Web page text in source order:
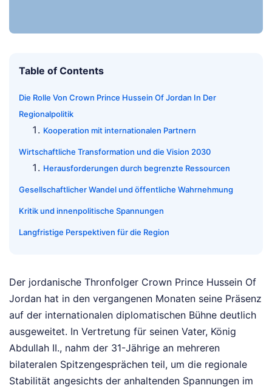
Table of Contents
Die Rolle Von Crown Prince Hussein Of Jordan In Der
Regionalpolitik
Kooperation mit internationalen Partnern
Wirtschaftliche Transformation und die Vision 2030
Herausforderungen durch begrenzte Ressourcen
Gesellschaftlicher Wandel und öffentliche Wahrnehmung
Kritik und innenpolitische Spannungen
Langfristige Perspektiven für die Region
Der jordanische Thronfolger Crown Prince Hussein Of
Jordan hat in den vergangenen Monaten seine Präsenz
auf der internationalen diplomatischen Bühne deutlich
ausgeweitet. In Vertretung für seinen Vater, König
Abdullah II., nahm der 31-Jährige an mehreren
bilateralen Spitzengesprächen teil, um die regionale
Stabilität angesichts der anhaltenden Spannungen im